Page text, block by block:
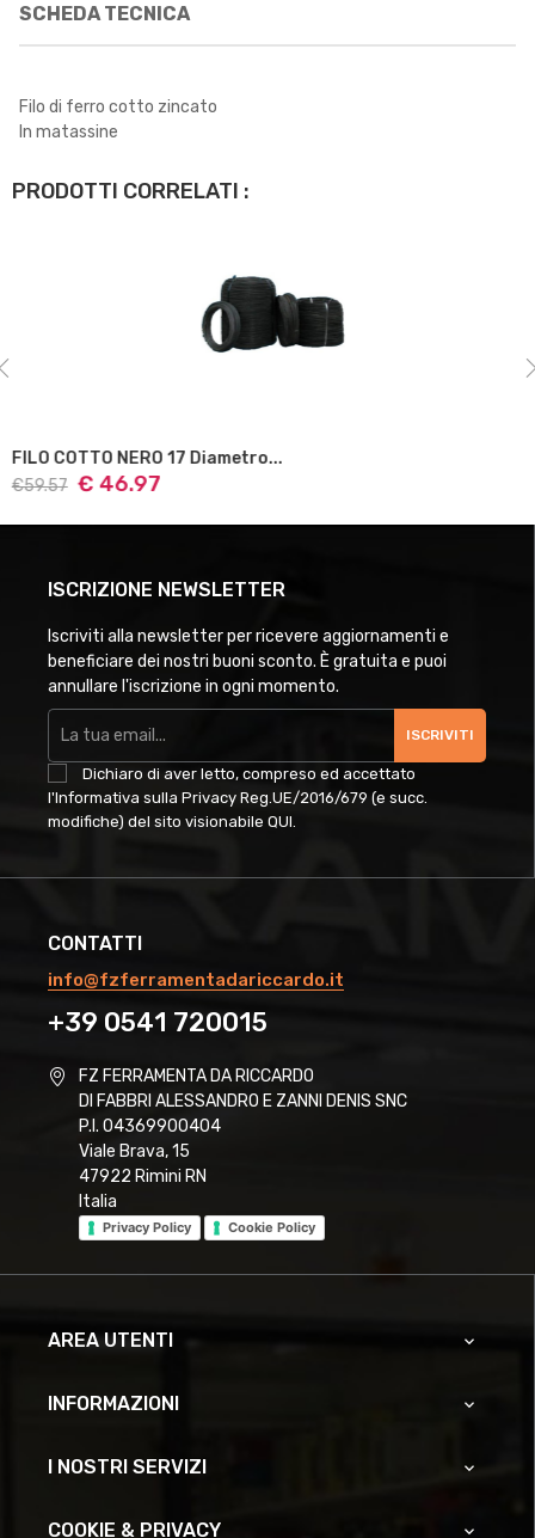
SCHEDA TECNICA
Filo di ferro cotto zincato
In matassine
PRODOTTI CORRELATI :
FILO COTTO NERO 17 Diametro...
€59.57
€ 46.97
ISCRIZIONE NEWSLETTER
Iscriviti alla newsletter per ricevere aggiornamenti e
beneficiare dei nostri buoni sconto. È gratuita e puoi
annullare l'iscrizione in ogni momento.
ISCRIVITI
Dichiaro di aver letto, compreso ed accettato
l'Informativa sulla Privacy Reg.UE/2016/679 (e succ.
modifiche) del sito visionabile QUI
CONTATTI
info@fzferramentadariccardo.it
+39 0541 720015
FZ FERRAMENTA DA RICCARDO
DI FABBRI ALESSANDRO E ZANNI DENIS SNC
P.I. 04369900404
Viale Brava, 15
47922 Rimini RN
Italia
Privacy Policy Cookie Policy
AREA UTENTI 
INFORMAZIONI 
I NOSTRI SERVIZI 
COOKIE & PRIVACY 